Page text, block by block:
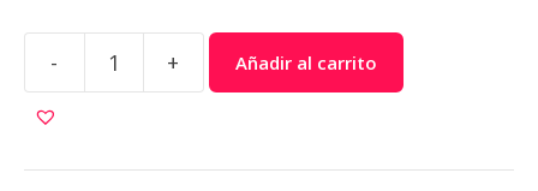
-
Español
+ Añadir al carrito